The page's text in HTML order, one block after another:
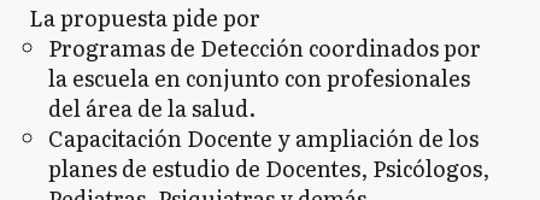
La propuesta pide por
Programas de Detección coordinados por
la escuela en conjunto con profesionales
del área de la salud.
Capacitación Docente y ampliación de los
planes de estudio de Docentes, Psicólogos,